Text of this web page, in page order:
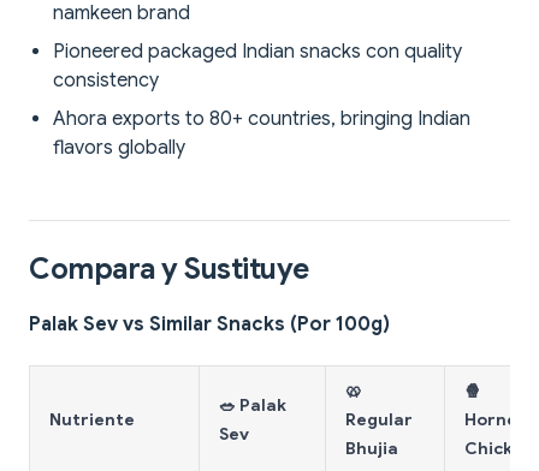
namkeen brand
Pioneered packaged Indian snacks con quality
consistency
Ahora exports to 80+ countries, bringing Indian
flavors globally
Compara y Sustituye
Palak Sev vs Similar Snacks (Por 100g)
Nutriente
🥗 Palak
Sev
🥨
Regular
Bhujia
🍿